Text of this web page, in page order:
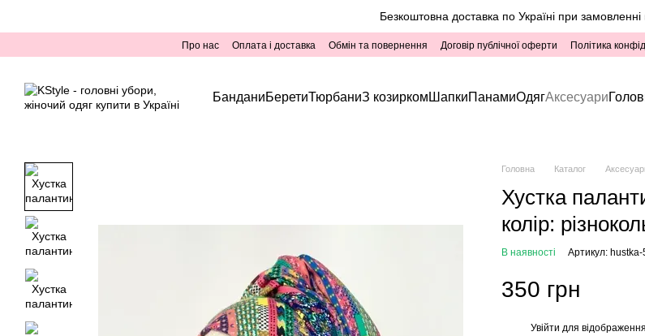
Безкоштовна доставка по Україні при замовленні
Про нас Оплата і доставка Обмін та повернення Договір публічної оферти Політика
БанданиБеретиТюрбаниЗ козирком ШапкиПанамиОдягАксесуари
Головна Каталог
Хустка
колір:
В наявності Артикул: hustka-
350 грн
Увійти для